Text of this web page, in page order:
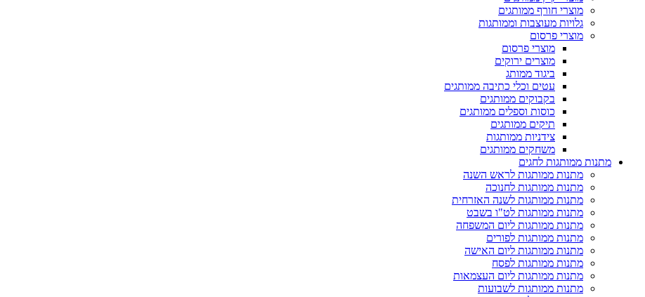
מוצרי חורף ממותגים
גלויות מעוצבות וממותגות
מוצרי פרסום
מוצרי פרסום
מוצרים ירוקים
ביגוד ממותג
עטים וכלי כתיבה ממותגים
בקבוקים ממותגים
כוסות וספלים ממותגים
תיקים ממותגים
צידניות ממותגות
משחקים ממותגים
מתנות ממותגות לחגים
מתנות ממותגות לראש השנה
מתנות ממותגות לחנוכה
מתנות ממותגות לשנה האזרחית
מתנות ממותגות לט"ו בשבט
מתנות ממותגות ליום המשפחה
מתנות ממותגות לפורים
מתנות ממותגות ליום האישה
מתנות ממותגות לפסח
מתנות ממותגות ליום העצמאות
מתנות ממותגות לשבועות